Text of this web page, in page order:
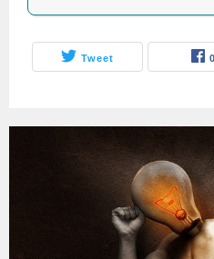
Tweet 0